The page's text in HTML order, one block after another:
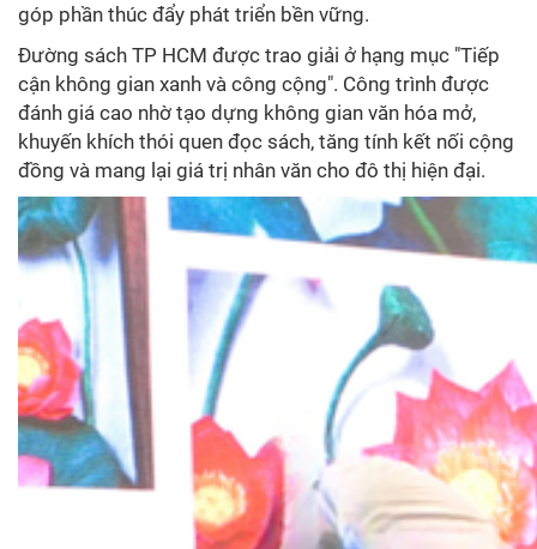
góp phần thúc đẩy phát triển bền vững.
Đường sách TP HCM được trao giải ở hạng mục "Tiếp
cận không gian xanh và công cộng". Công trình được
đánh giá cao nhờ tạo dựng không gian văn hóa mở,
khuyến khích thói quen đọc sách, tăng tính kết nối cộng
đồng và mang lại giá trị nhân văn cho đô thị hiện đại.